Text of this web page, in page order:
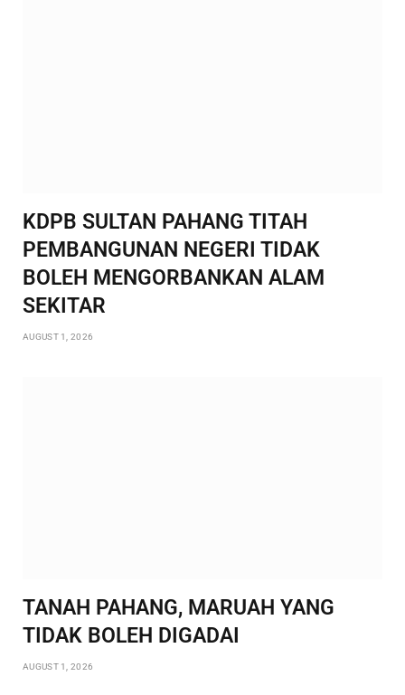
KDPB SULTAN PAHANG TITAH
PEMBANGUNAN NEGERI TIDAK
BOLEH MENGORBANKAN ALAM
SEKITAR
AUGUST 1, 2026
TANAH PAHANG, MARUAH YANG
TIDAK BOLEH DIGADAI
AUGUST 1, 2026